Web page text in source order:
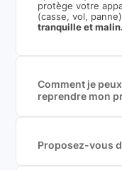
protège votre
(casse, vol,
tranquille et malin.
Comment je
reprendre mon
garantir le
sommes
Proposez-vous